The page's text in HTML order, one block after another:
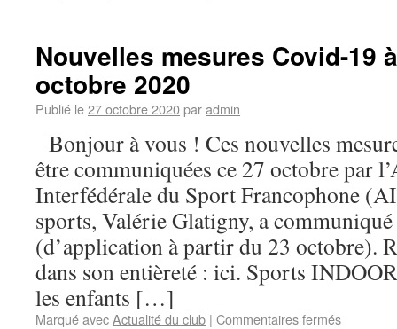
Nouvelles mesures Covid-19
octobre 2020
Publié le27 octobre 2020paradmin
Bonjour à vous ! Ces nouvelles
être communiquées ce 27 octobre par
Interfédérale du Sport Francophone
sports, Valérie Glatigny, a
(d’application à partir du 23 octobre).
dans son entièreté : ici. Sports
les enfants […]
Marqué avecActualité du club | Commentaires fermés